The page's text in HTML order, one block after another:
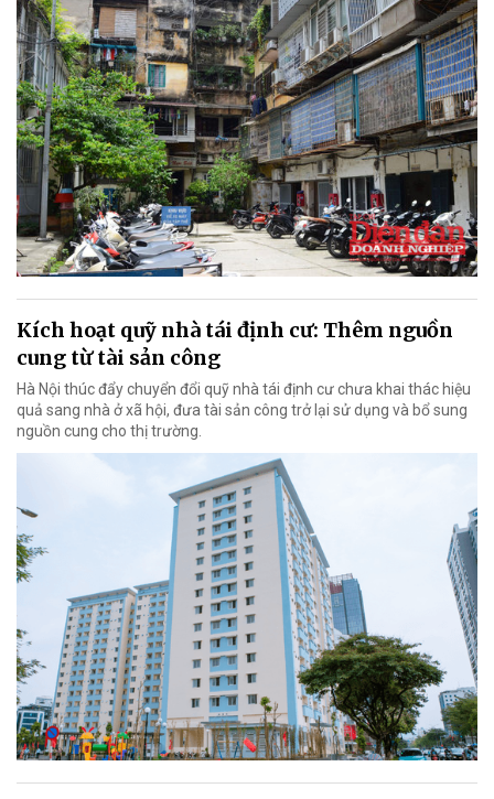
Kích hoạt quỹ nhà tái định cư: Thêm nguồn
cung từ tài sản công
Hà Nội thúc đẩy chuyển đổi quỹ nhà tái định cư chưa khai thác hiệu
quả sang nhà ở xã hội, đưa tài sản công trở lại sử dụng và bổ sung
nguồn cung cho thị trường.